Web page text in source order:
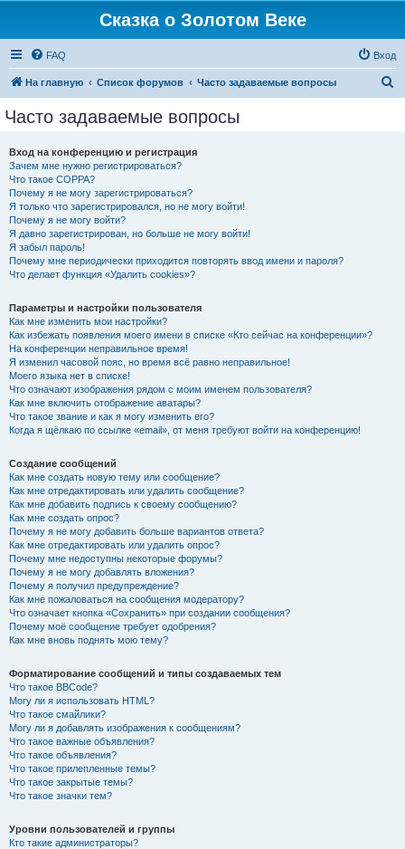
Сказка о Золотом Веке
FAQ Вход
На главную Список форумов Часто задаваемые вопросы
Часто задаваемые вопросы
Вход на конференцию и регистрация
Зачем мне нужно регистрироваться?
Что такое COPPA?
Почему я не могу зарегистрироваться?
Я только что зарегистрировался, но не могу войти!
Почему я не могу войти?
Я давно зарегистрирован, но больше не могу войти!
Я забыл пароль!
Почему мне периодически приходится повторять ввод имени и пароля?
Что делает функция «Удалить cookies»?
Параметры и настройки пользователя
Как мне изменить мои настройки?
Как избежать появления моего имени в списке «Кто сейчас на конференции»?
На конференции неправильное время!
Я изменил часовой пояс, но время всё равно неправильное!
Моего языка нет в списке!
Что означают изображения рядом с моим именем пользователя?
Как мне включить отображение аватары?
Что такое звание и как я могу изменить его?
Когда я щёлкаю по ссылке «email», от меня требуют войти на конференцию!
Создание сообщений
Как мне создать новую тему или сообщение?
Как мне отредактировать или удалить сообщение?
Как мне добавить подпись к своему сообщению?
Как мне создать опрос?
Почему я не могу добавить больше вариантов ответа?
Как мне отредактировать или удалить опрос?
Почему мне недоступны некоторые форумы?
Почему я не могу добавлять вложения?
Почему я получил предупреждение?
Как мне пожаловаться на сообщения модератору?
Что означает кнопка «Сохранить» при создании сообщения?
Почему моё сообщение требует одобрения?
Как мне вновь поднять мою тему?
Форматирование сообщений и типы создаваемых тем
Что такое BBCode?
Могу ли я использовать HTML?
Что такое смайлики?
Могу ли я добавлять изображения к сообщениям?
Что такое важные объявления?
Что такое объявления?
Что такое прилепленные темы?
Что такое закрытые темы?
Что такое значки тем?
Уровни пользователей и группы
Кто такие администраторы?